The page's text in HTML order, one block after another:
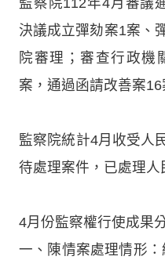
決議成立彈劾案1案、
院審理；審查行政機
案，通過函請改善案16
監察院統計4月收受人
待處理案件，已處理人
4月份監察權行使成果
一、陳情案處理情形